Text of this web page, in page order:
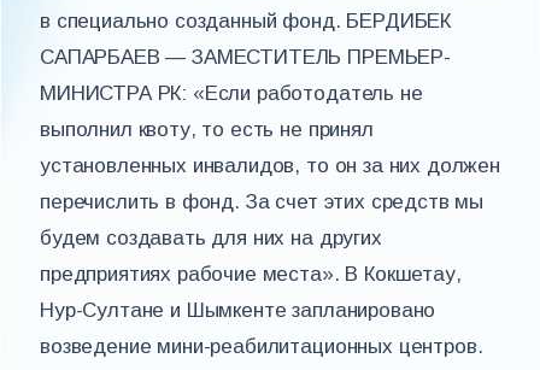
в специально созданный фонд. БЕРДИБЕК
САПАРБАЕВ — ЗАМЕСТИТЕЛЬ ПРЕМЬЕР-
МИНИСТРА РК: «Если работодатель не
выполнил квоту, то есть не принял
установленных инвалидов, то он за них должен
перечислить в фонд. За счет этих средств мы
будем создавать для них на других
предприятиях рабочие места». В Кокшетау,
Нур-Султане и Шымкенте запланировано
возведение мини-реабилитационных центров.